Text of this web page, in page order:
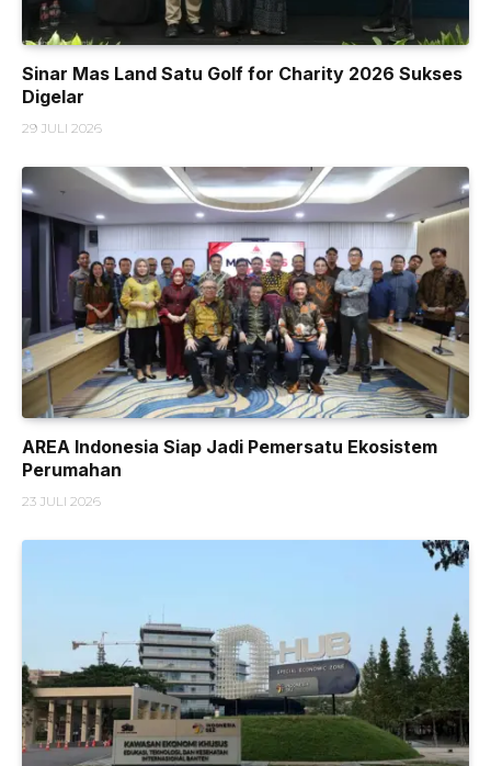
Sinar Mas Land Satu Golf for Charity 2026 Sukses
Digelar
29 JULI 2026
AREA Indonesia Siap Jadi Pemersatu Ekosistem
Perumahan
23 JULI 2026